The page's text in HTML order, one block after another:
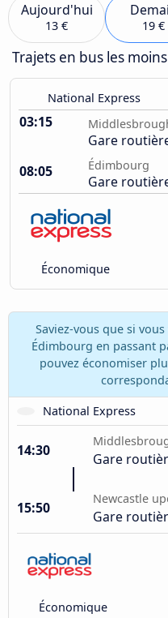
Aujourd'hui
13 € 19 €
Trajets en bus les
National Express
03:15
Gare
08:05
Édimbourg
Gare
Économique
Saviez-vous que si
Édimbourg en passant
pouvez économiser
National Express
14:30 Gare
15:50
Newcastle
Gare
Économique